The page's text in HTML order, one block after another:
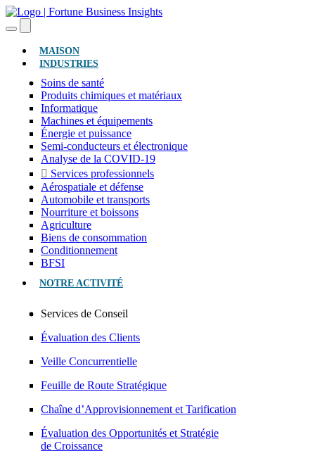
MAISON(ACTUEL)
INDUSTRIES
Soins de santé
Produits chimiques et matériaux
Informatique
Machines et équipements
Énergie et puissance
Semi-conducteurs et électronique
Analyse de la COVID-19
Services professionnels
Aérospatiale et défense
Automobile et transports
Nourriture et boissons
Agriculture
Biens de consommation
Conditionnement
BFSI
NOTRE ACTIVITÉ
Services de Conseil
Évaluation des Clients
Veille Concurrentielle
Feuille de Route Stratégique
Chaîne d’Approvisionnement et Tarification
Évaluation des Opportunités et Stratégie
de Croissance